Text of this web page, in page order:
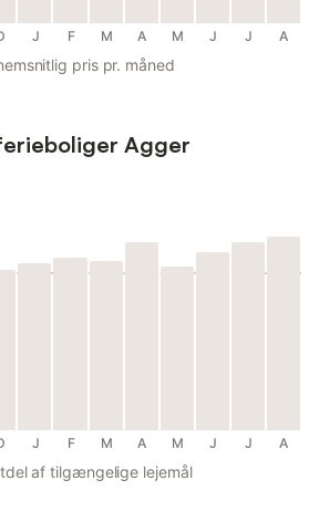
J F M A M J J A
pris pr. måned
Agger
J F M A M J J A
af tilgængelige lejemål